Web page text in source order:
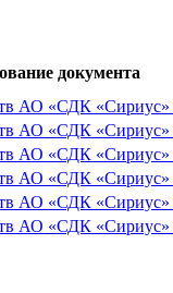
документа
АО «СДК «Сириус»
АО «СДК «Сириус»
АО «СДК «Сириус»
АО «СДК «Сириус»
АО «СДК «Сириус»
АО «СДК «Сириус»